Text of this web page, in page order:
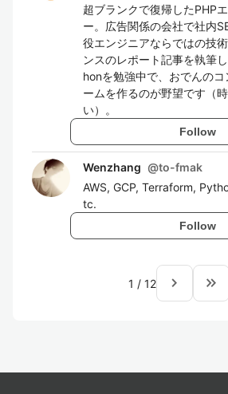
超ブランクで復帰したPHP
ー。広告関係の会社で社内
役エンジニアならではの技
ンスのレポート記事を執筆
honを勉強中で、おでんの
ームを作るのが野望です（
い）。
Follow
Wenzhang @to-fmak
AWS, GCP, Terraform,
tc.
Follow
1 / 12 navigate_next keyboard_double_arrow_right